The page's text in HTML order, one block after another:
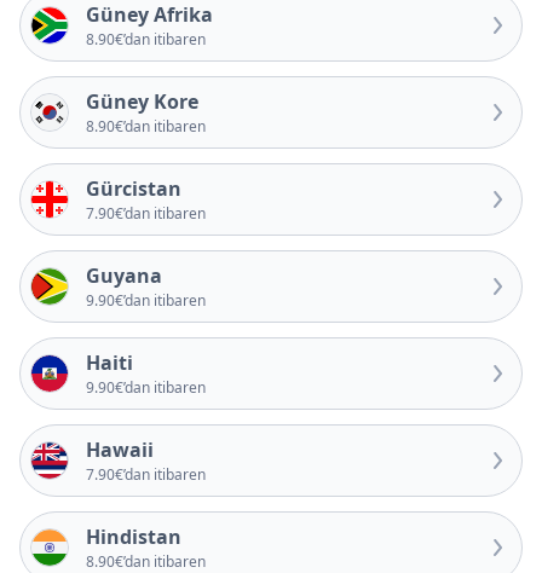
Güney Afrika
8.90€’dan itibaren
Güney Kore
8.90€’dan itibaren
Gürcistan
7.90€’dan itibaren
Guyana
9.90€’dan itibaren
Haiti
9.90€’dan itibaren
Hawaii
7.90€’dan itibaren
Hindistan
8.90€’dan itibaren